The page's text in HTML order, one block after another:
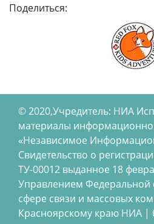
Поделиться:
© 2020,Учредитель: НИА
материалы
«Независимое
Свидетельство о
ТУ-00012 выданное 18
Управлением Федеральной
сфере связи и массовых
Красноярскому краю НИА |